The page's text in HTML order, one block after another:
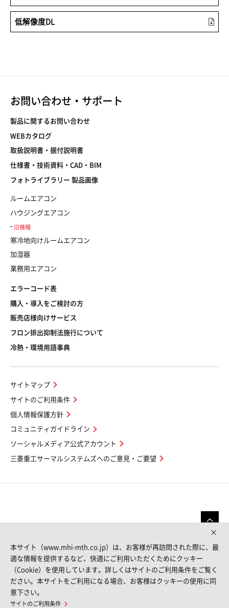
低解像度DL
お問い合わせ・サポート
製品に関するお問い合わせ
WEBカタログ
取扱説明書・据付説明書
仕様書・技術資料・CAD・BIM
フォトライブラリー 製品画像
ルームエアコン
ハウジングエアコン
旧機種
寒冷地向けルームエアコン
加湿器
業務用エアコン
エラーコード表
購入・導入をご検討の方
販売店様向けサービス
フロン排出抑制法施行について
冷熱・環境用語事典
サイトマップ
サイトのご利用条件
個人情報保護方針
コミュニティガイドライン
ソーシャルメディア公式アカウント
三菱重工サーマルシステムズへのご意見・ご要望
FOLLOW US
本サイト（www.mhi-mth.co.jp）は、お客様が再訪問された際に、最
適な情報を提供するなど、快適にご利用いただくためにクッキー
（Cookie）を使用しています。詳しくはサイトのご利用条件をご覧く
ださい。本サイトをご利用になる場合、お客様はクッキーの使用に同
意下さい。
サイトのご利用条件